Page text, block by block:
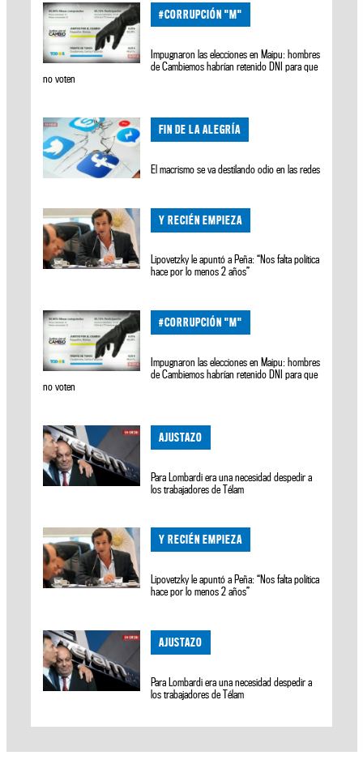
#CORRUPCIÓN "M"
Impugnaron las elecciones en Maipu: hombres
de Cambiemos habrían retenido DNI para que
no voten
FIN DE LA ALEGRÍA
El macrismo se va destilando odio en las redes
Y RECIÉN EMPIEZA
Lipovetzky le apuntó a Peña: “Nos falta política
hace por lo menos 2 años”
#CORRUPCIÓN "M"
Impugnaron las elecciones en Maipu: hombres
de Cambiemos habrían retenido DNI para que
no voten
AJUSTAZO
Para Lombardi era una necesidad despedir a
los trabajadores de Télam
Y RECIÉN EMPIEZA
Lipovetzky le apuntó a Peña: “Nos falta política
hace por lo menos 2 años”
AJUSTAZO
Para Lombardi era una necesidad despedir a
los trabajadores de Télam